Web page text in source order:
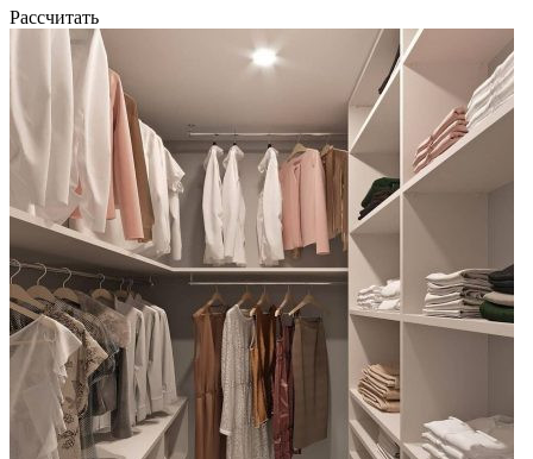
Рассчитать